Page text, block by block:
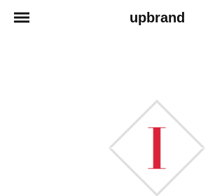
upbrand